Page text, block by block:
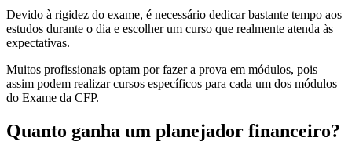
Devido à rigidez do exame, é necessário dedicar bastante tempo aos
estudos durante o dia e escolher um curso que realmente atenda às
expectativas.
Muitos profissionais optam por fazer a prova em módulos, pois
assim podem realizar cursos específicos para cada um dos módulos
do Exame da CFP.
Quanto ganha um planejador financeiro?